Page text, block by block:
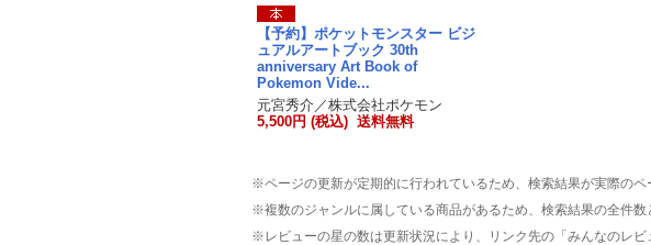
【予約】ポケットモンスター ビジ
ュアルアートブック 30th
anniversary Art Book of
Pokemon Vide...
元宮秀介／株式会社ポケモン
5,500円 (税込) 送料無料
※ページの更新が定期的に行われているため、検索結果が実際の
※複数のジャンルに属している商品があるため、検索結果の全件数
※レビューの星の数は更新状況により、リンク先の「みんなのレ